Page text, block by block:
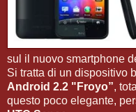
sul il nuovo smartphone
Si tratta di un dispositivo
Android 2.2 "Froyo”,
questo poco elegante,